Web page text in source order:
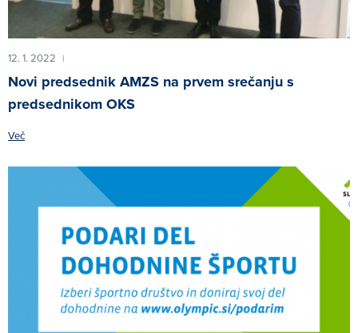
12. 1. 2022 |
Novi predsednik AMZS na prvem srečanju s
predsednikom OKS
Več